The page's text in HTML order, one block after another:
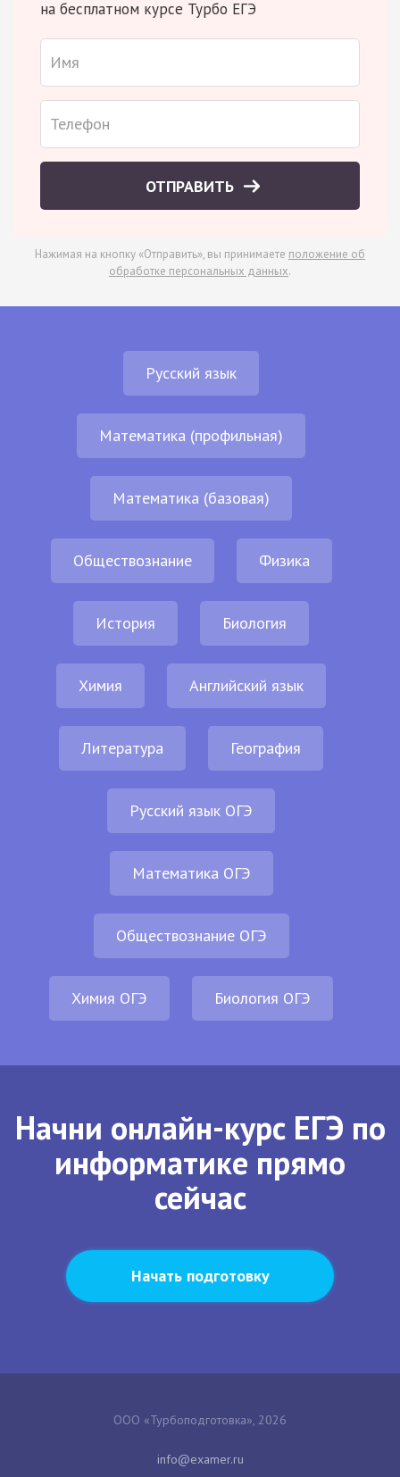
на бесплатном курсе Турбо ЕГЭ
ОТПРАВИТЬ
Нажимая на кнопку «Отправить», вы принимаете положение об
обработке персональных данных.
Русский язык
Математика (профильная)
Математика (базовая)
Обществознание Физика
История Биология
Химия Английский язык
Литература География
Русский язык ОГЭ
Математика ОГЭ
Обществознание ОГЭ
Химия ОГЭ Биология ОГЭ
Начни онлайн-курс ЕГЭ по
информатике прямо
сейчас
Начать подготовку
ООО «Турбоподготовка», 2026